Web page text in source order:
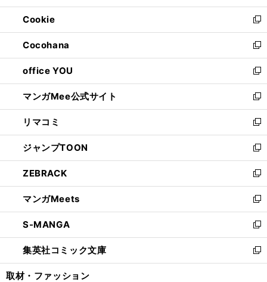
開
く
ウ
で
開
く
ン
ド
ウ
で
開
く
ウ
ィ
ン
ド
ウ
で
開
く
Cookie
新
し
い
ウ
ィ
ン
ド
ウ
で
開
く
Cocohana
新
し
い
ウ
ィ
ン
ド
ウ
で
開
く
office YOU
新
し
い
ウ
ィ
ン
ド
ウ
で
開
く
マンガMee公式サイト
新
し
い
ウ
ィ
ン
ド
ウ
で
開
く
リマコミ
新
し
い
ウ
ィ
ン
ド
ウ
で
開
く
ジャンプTOON
新
し
い
ウ
ィ
ン
ド
ウ
で
開
ZEBRACK
新
し
い
ウ
ィ
ン
ド
ウ
マンガMeets
新
し
い
ウ
ィ
ン
S-MANGA
新
し
い
ウ
集英社コミック文庫
新
し
取材・ファッション